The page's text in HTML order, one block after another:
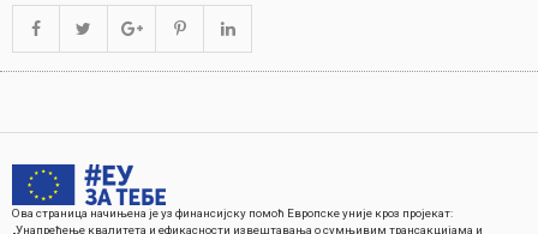
Ова страница начињена је уз финансијску помоћ Европске уније кроз пројекат:
„Унапређење квалитета и ефикасности извештавања о сумњивим трансакцијама и